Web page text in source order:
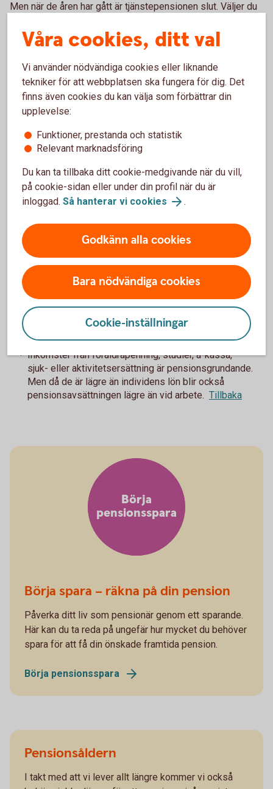
Men när de åren har gått är tjänstepensionen slut. Väljer du
pengar varje månad livet ut.
till tjänstepension kommer dina utbetalningar att komma
från flera olika håll.
De flesta som har arbetat heltid ett helt arbetsliv kan räkna
med omkring 70-75 procent av sin slutlön i pension. Vill du
ha högre pension eller kunna vara flexibel med när och hur
du vill gå i pension, kan du även behöva ha ett privat
pensionssparande.
Garantipension
Har du haft liten eller ingen arbetsinkomst under livet har du
rätt till garantipension. Den baseras främst på hur stor din
inkomstpension är och hur länge du bott i Sverige, men
även ditt civilstånd.
Inkomster från föräldrapenning, studier, a-kassa,
sjuk- eller aktivitetsersättning är pensionsgrundande.
Men då de är lägre än individens lön blir också
pensionsavsättningen lägre än vid arbete. Tillbaka
Börja
pensionsspara
Börja spara – räkna på din pension
Påverka ditt liv som pensionär genom ett sparande.
Här kan du ta reda på ungefär hur mycket du behöver
spara för att få din önskade framtida pension.
Börja pensionsspara
Pensionsåldern
I takt med att vi lever allt längre kommer vi också
Våra cookies, ditt val
Vi använder nödvändiga cookies eller liknande
tekniker för att webbplatsen ska fungera för dig. Det
finns även cookies du kan välja som förbättrar din
upplevelse:
Funktioner, prestanda och statistik
Relevant marknadsföring
Du kan ta tillbaka ditt cookie-medgivande när du vill,
på cookie-sidan eller under din profil när du är
inloggad. Så hanterar vi cookies .
Godkänn alla cookies
Bara nödvändiga cookies
Cookie-inställningar